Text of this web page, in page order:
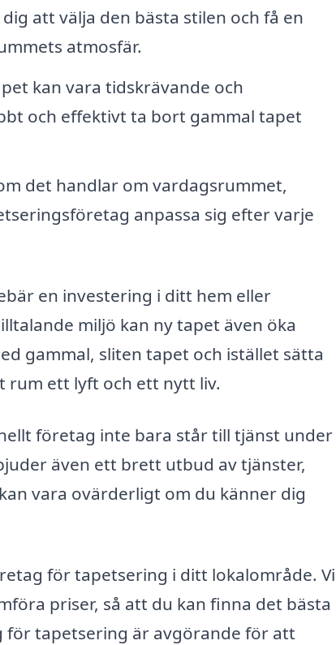
att välja den bästa stilen och få en
atmosfär.
kan vara tidskrävande och
och effektivt ta bort gammal tapet
det handlar om vardagsrummet,
anpassa sig efter varje
en investering i ditt hem eller
miljö kan ny tapet även öka
gammal, sliten tapet och istället sätta
rum ett lyft och ett nytt liv.
företag inte bara står till tjänst under
även ett brett utbud av tjänster,
vara ovärderligt om du känner dig
för tapetsering i ditt lokalområde. Vi
priser, så att du kan finna det bästa
tapetsering är avgörande för att